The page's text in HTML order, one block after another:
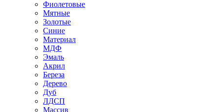
Фиолетовые
Мятные
Золотые
Синие
Материал
МДФ
Эмаль
Акрил
Береза
Дерево
Дуб
ЛДСП
Массив